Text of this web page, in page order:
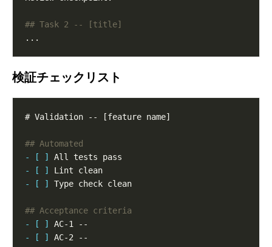
検証チェックリスト
- [ ]
- [ ]
- [ ]
- [ ]
- [ ]